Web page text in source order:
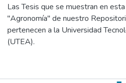
Las Tesis que se muestran en
"Agronomía" de nuestro
pertenecen a la Universidad
(UTEA).